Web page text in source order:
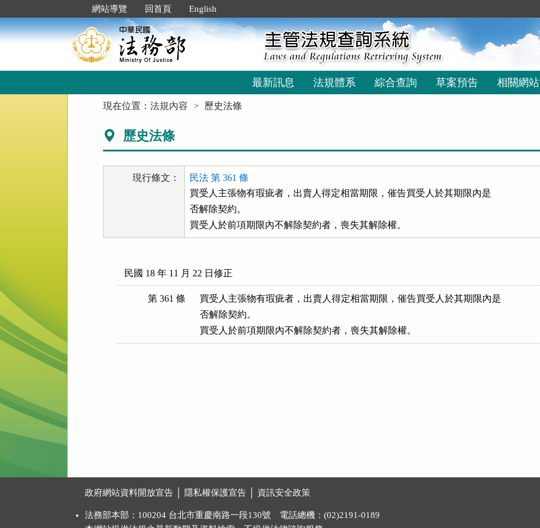
到
主
要
網站導覽 回首頁 English
最新訊息 法規體系 綜合查詢 草案預告 相關網站
現在位置：法規內容 歷史法條
歷史法條
現行條文：
民法 第 361 條
買受人主張物有瑕疵者，出賣人得定相當期限，催告買受人於其期限內是
否解除契約。
買受人於前項期限內不解除契約者，喪失其解除權。
民國 18 年 11 月 22 日修正
第 361 條
買受人主張物有瑕疵者，出賣人得定相當期限，催告買受人於其期限內是
否解除契約。
買受人於前項期限內不解除契約者，喪失其解除權。
政府網站資料開放宣告 隱私權保護宣告 資訊安全政策
法務部本部：100204 台北市重慶南路一段130號 電話總機：(02)2191-0189